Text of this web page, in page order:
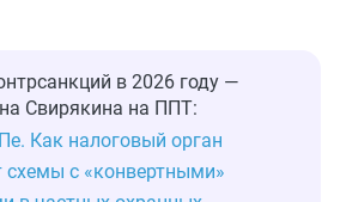
в 2026 году —
Свирякина на ППТ:
Как налоговый орган
схемы с «конвертными»